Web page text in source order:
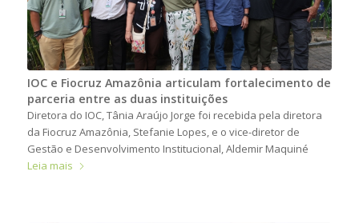
IOC e Fiocruz Amazônia articulam fortalecimento de
parceria entre as duas instituições
Diretora do IOC, Tânia Araújo Jorge foi recebida pela diretora
da Fiocruz Amazônia, Stefanie Lopes, e o vice-diretor de
Gestão e Desenvolvimento Institucional, Aldemir Maquiné
Leia mais